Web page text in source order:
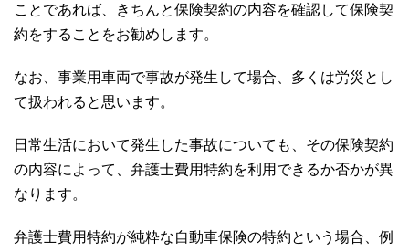
ことであれば、きちんと保険契約の内容を確認して保険契
約をすることをお勧めします。
なお、事業用車両で事故が発生して場合、多くは労災とし
て扱われると思います。
日常生活において発生した事故についても、その保険契約
の内容によって、弁護士費用特約を利用できるか否かが異
なります。
弁護士費用特約が純粋な自動車保険の特約という場合、例